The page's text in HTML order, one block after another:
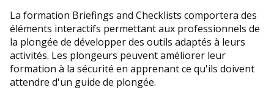
La formation Briefings and Checklists comportera des
éléments interactifs permettant aux professionnels de
la plongée de développer des outils adaptés à leurs
activités. Les plongeurs peuvent améliorer leur
formation à la sécurité en apprenant ce qu'ils doivent
attendre d'un guide de plongée.